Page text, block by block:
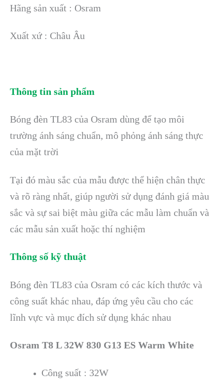
Hãng sản xuất : Osram
Xuất xứ : Châu Âu
Thông tin sản phẩm
Bóng đèn TL83 của Osram dùng để tạo môi
trường ánh sáng chuẩn, mô phỏng ánh sáng thực
của mặt trời
Tại đó màu sắc của mẫu được thể hiện chân thực
và rõ ràng nhất, giúp người sử dụng đánh giá màu
sắc và sự sai biệt màu giữa các mẫu làm chuẩn và
các mẫu sản xuất hoặc thí nghiệm
Thông số kỹ thuật
Bóng đèn TL83 của Osram có các kích thước và
công suất khác nhau, đáp ứng yêu cầu cho các
lĩnh vực và mục đích sử dụng khác nhau
Osram T8 L 32W 830 G13 ES Warm White
Công suất : 32W